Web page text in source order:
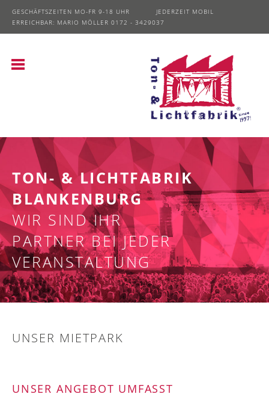
GESCHÄFTSZEITEN MO-FR 9-18 UHR JEDERZEIT MOBIL
ERREICHBAR: MARIO MÖLLER 0172 - 3429037
TON- & LICHTFABRIK
BLANKENBURG
WIR SIND IHR
PARTNER BEI JEDER
VERANSTALTUNG
UNSER MIETPARK
UNSER ANGEBOT UMFASST